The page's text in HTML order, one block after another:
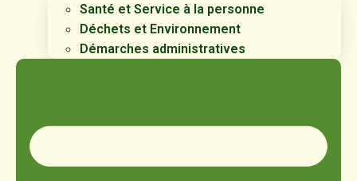
Santé et Service à la personne
Déchets et Environnement
Démarches administratives